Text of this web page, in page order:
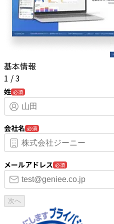
基本情報
1 /3
姓 必須
会社名 必須
メールアドレス 必須
次へ